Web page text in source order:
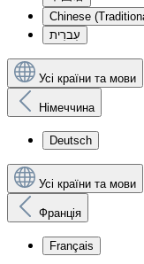
Chinese
עִברִית
Усі країни та мови
Німеччина
Deutsch
Усі країни та мови
Франція
Français